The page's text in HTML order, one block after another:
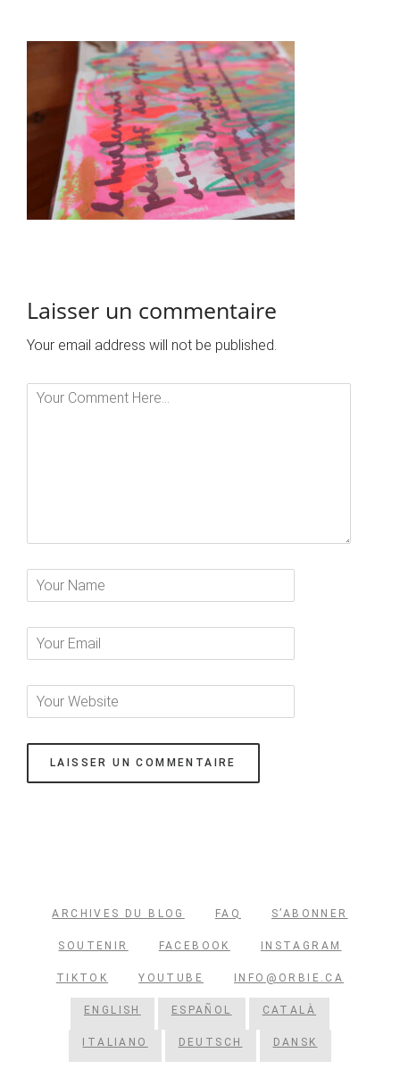
Laisser un commentaire
Your email address will not be published.
ARCHIVES DU BLOG FAQ S’ABONNER
SOUTENIR FACEBOOK INSTAGRAM
TIKTOK YOUTUBE INFO@ORBIE.CA
ENGLISH ESPAÑOL CATALÀ
ITALIANO DEUTSCH DANSK